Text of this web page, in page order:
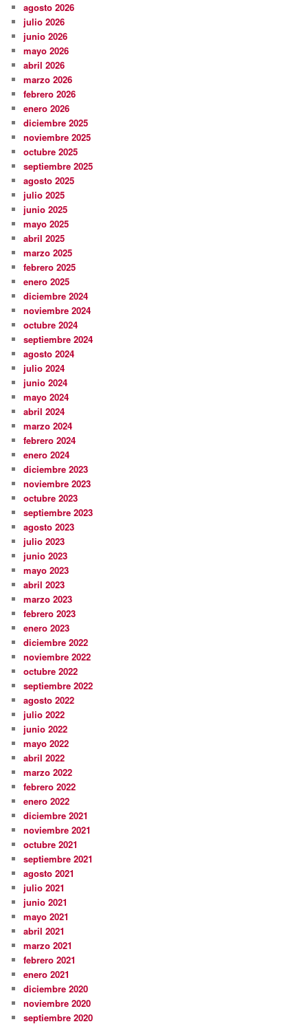
agosto 2026
julio 2026
junio 2026
mayo 2026
abril 2026
marzo 2026
febrero 2026
enero 2026
diciembre 2025
noviembre 2025
octubre 2025
septiembre 2025
agosto 2025
julio 2025
junio 2025
mayo 2025
abril 2025
marzo 2025
febrero 2025
enero 2025
diciembre 2024
noviembre 2024
octubre 2024
septiembre 2024
agosto 2024
julio 2024
junio 2024
mayo 2024
abril 2024
marzo 2024
febrero 2024
enero 2024
diciembre 2023
noviembre 2023
octubre 2023
septiembre 2023
agosto 2023
julio 2023
junio 2023
mayo 2023
abril 2023
marzo 2023
febrero 2023
enero 2023
diciembre 2022
noviembre 2022
octubre 2022
septiembre 2022
agosto 2022
julio 2022
junio 2022
mayo 2022
abril 2022
marzo 2022
febrero 2022
enero 2022
diciembre 2021
noviembre 2021
octubre 2021
septiembre 2021
agosto 2021
julio 2021
junio 2021
mayo 2021
abril 2021
marzo 2021
febrero 2021
enero 2021
diciembre 2020
noviembre 2020
septiembre 2020